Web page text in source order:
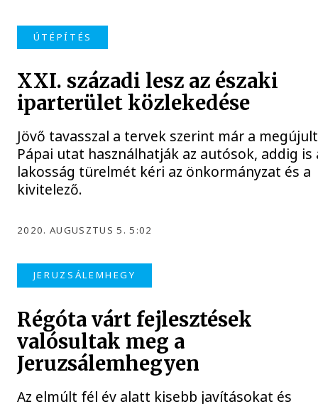
ÚTÉPÍTÉS
XXI. századi lesz az északi
iparterület közlekedése
Jövő tavasszal a tervek szerint már a megújult
Pápai utat használhatják az autósok, addig is
lakosság türelmét kéri az önkormányzat és a
kivitelező.
2020. AUGUSZTUS 5. 5:02
JERUZSÁLEMHEGY
Régóta várt fejlesztések
valósultak meg a
Jeruzsálemhegyen
Az elmúlt fél év alatt kisebb javításokat és